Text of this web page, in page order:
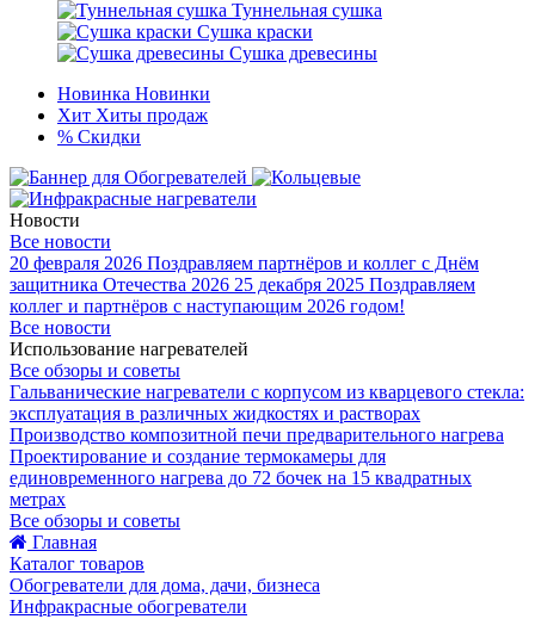
Туннельная сушка
Сушка краски
Сушка древесины
Новинка Новинки
Хит Хиты продаж
% Скидки
Новости
Все новости
20 февраля 2026 Поздравляем партнёров и коллег с Днём
защитника Отечества 2026 25 декабря 2025 Поздравляем
коллег и партнёров с наступающим 2026 годом!
Все новости
Использование нагревателей
Все обзоры и советы
Гальванические нагреватели с корпусом из кварцевого стекла:
эксплуатация в различных жидкостях и растворах
Производство композитной печи предварительного нагрева
Проектирование и создание термокамеры для
единовременного нагрева до 72 бочек на 15 квадратных
метрах
Все обзоры и советы
Главная
Каталог товаров
Обогреватели для дома, дачи, бизнеса
Инфракрасные обогреватели